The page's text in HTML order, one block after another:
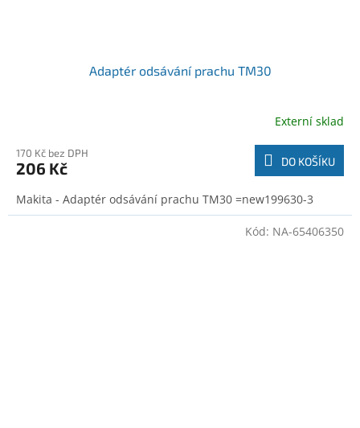
Adaptér odsávání prachu TM30
Externí sklad
170 Kč bez DPH
206 Kč DO KOŠÍKU
Makita - Adaptér odsávání prachu TM30 =new199630-3
Kód: NA-65406350